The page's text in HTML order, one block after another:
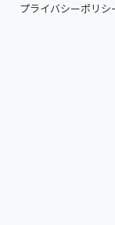
プライバシーポリシ